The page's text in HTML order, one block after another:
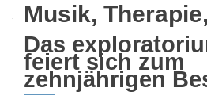
Musik,
Das
feiert sich zum
zehnjährigen